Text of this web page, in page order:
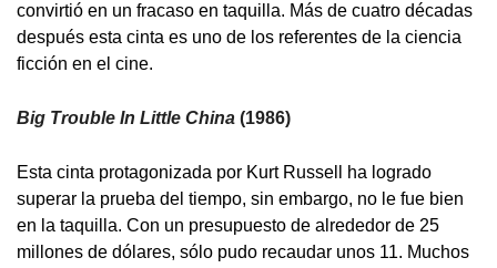
convirtió en un fracaso en taquilla. Más de cuatro décadas
después esta cinta es uno de los referentes de la ciencia
ficción en el cine.
Big Trouble In Little China (1986)
Esta cinta protagonizada por Kurt Russell ha logrado
superar la prueba del tiempo, sin embargo, no le fue bien
en la taquilla. Con un presupuesto de alrededor de 25
millones de dólares, sólo pudo recaudar unos 11. Muchos